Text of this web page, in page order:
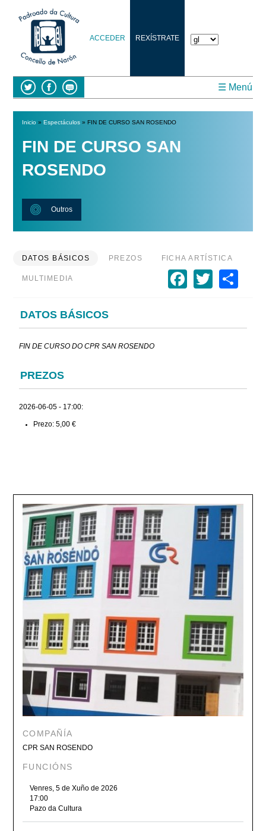
ACCEDER REXÍSTRATE
☰ Menú
Vostede está aquí
Inicio» Espectáculos» FIN DE CURSO SAN ROSENDO
FIN DE CURSO SAN
ROSENDO
Outros
DATOS BÁSICOS PREZOS FICHA ARTÍSTICA
MULTIMEDIA
DATOS BÁSICOS
FIN DE CURSO DO CPR SAN ROSENDO
PREZOS
2026-06-05 - 17:00:
Prezo: 5,00 €
COMPAÑÍA
CPR SAN ROSENDO
FUNCIÓNS
Venres, 5 de Xuño de 2026
17:00
Pazo da Cultura